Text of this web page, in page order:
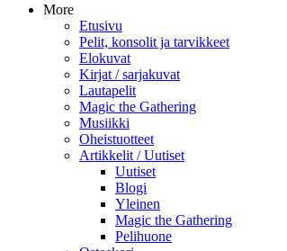
More
Etusivu
Pelit, konsolit ja tarvikkeet
Elokuvat
Kirjat / sarjakuvat
Lautapelit
Magic the Gathering
Musiikki
Oheistuotteet
Artikkelit / Uutiset
Uutiset
Blogi
Yleinen
Magic the Gathering
Pelihuone